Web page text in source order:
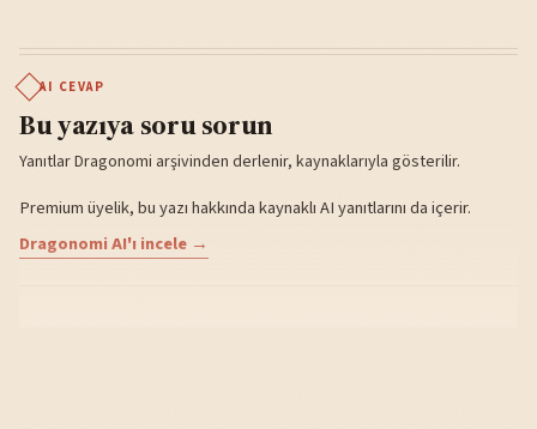
AI CEVAP
Bu yazıya soru sorun
Yanıtlar Dragonomi arşivinden derlenir, kaynaklarıyla gösterilir.
Premium üyelik, bu yazı hakkında kaynaklı AI yanıtlarını da içerir.
Dragonomi AI'ı incele →